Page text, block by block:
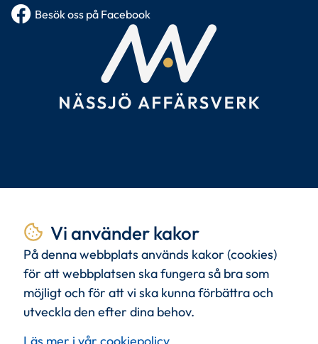
Vi använder kakor
På denna webbplats används kakor (cookies)
för att webbplatsen ska fungera så bra som
möjligt och för att vi ska kunna förbättra och
utveckla den efter dina behov.
Läs mer i vår cookiepolicy
Besök oss på Facebook
Tillsammans
livskvalitet.
Medkundeni centrum och